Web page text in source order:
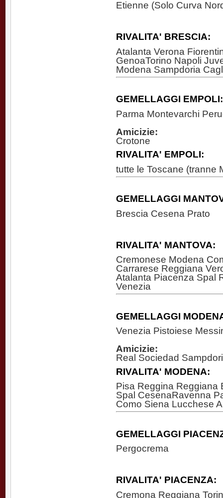
Etienne (Solo Curva
RIVALITA' BRESCIA:
Atalanta Verona
GenoaTorino Napoli
Modena Sampdoria
GEMELLAGGI EMPOLI:
Parma Montevarchi
Amicizie:
Crotone
RIVALITA' EMPOLI:
tutte le Toscane (tranne
GEMELLAGGI
Brescia Cesena Prato
RIVALITA' MANTOVA:
Cremonese Modena
Carrarese Reggiana
Atalanta Piacenza Spal
Venezia
GEMELLAGGI
Venezia Pistoiese
Amicizie:
Real Sociedad
RIVALITA' MODENA:
Pisa Reggina Reggiana
Spal CesenaRavenna
Como Siena Lucchese
GEMELLAGGI
Pergocrema
RIVALITA' PIACENZA:
Cremona Reggiana